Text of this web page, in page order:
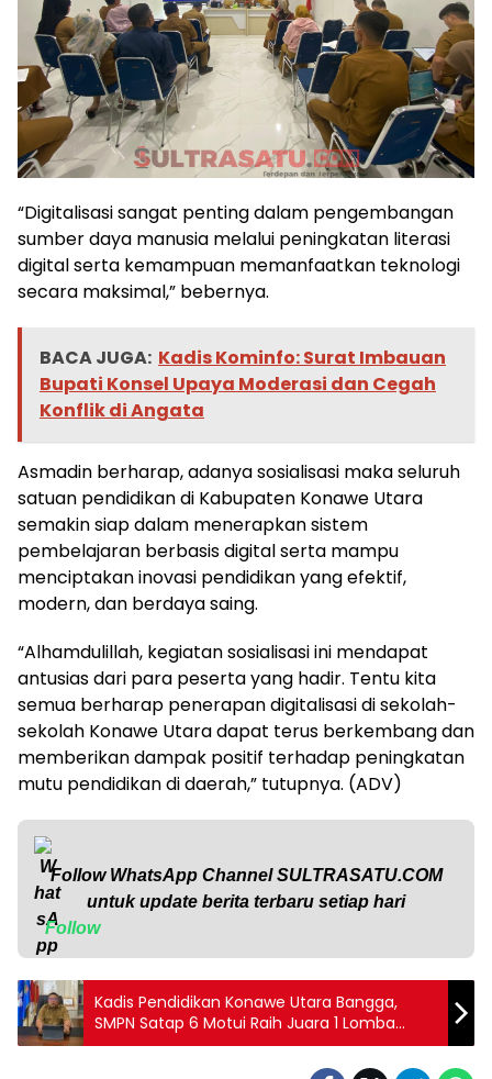
“Digitalisasi sangat penting dalam pengembangan
sumber daya manusia melalui peningkatan literasi
digital serta kemampuan memanfaatkan teknologi
secara maksimal,” bebernya.
BACA JUGA: Kadis Kominfo: Surat Imbauan
Bupati Konsel Upaya Moderasi dan Cegah
Konflik di Angata
Asmadin berharap, adanya sosialisasi maka seluruh
satuan pendidikan di Kabupaten Konawe Utara
semakin siap dalam menerapkan sistem
pembelajaran berbasis digital serta mampu
menciptakan inovasi pendidikan yang efektif,
modern, dan berdaya saing.
“Alhamdulillah, kegiatan sosialisasi ini mendapat
antusias dari para peserta yang hadir. Tentu kita
semua berharap penerapan digitalisasi di sekolah-
sekolah Konawe Utara dapat terus berkembang dan
memberikan dampak positif terhadap peningkatan
mutu pendidikan di daerah,” tutupnya. (ADV)
Follow WhatsApp ChannelSULTRASATU.COM
untuk update berita terbaru setiap hari
Follow
Kadis Pendidikan Konawe Utara Bangga,
SMPN Satap 6 Motui Raih Juara 1 Lomba
Tebak Kata Matematika Tingkat Nasional